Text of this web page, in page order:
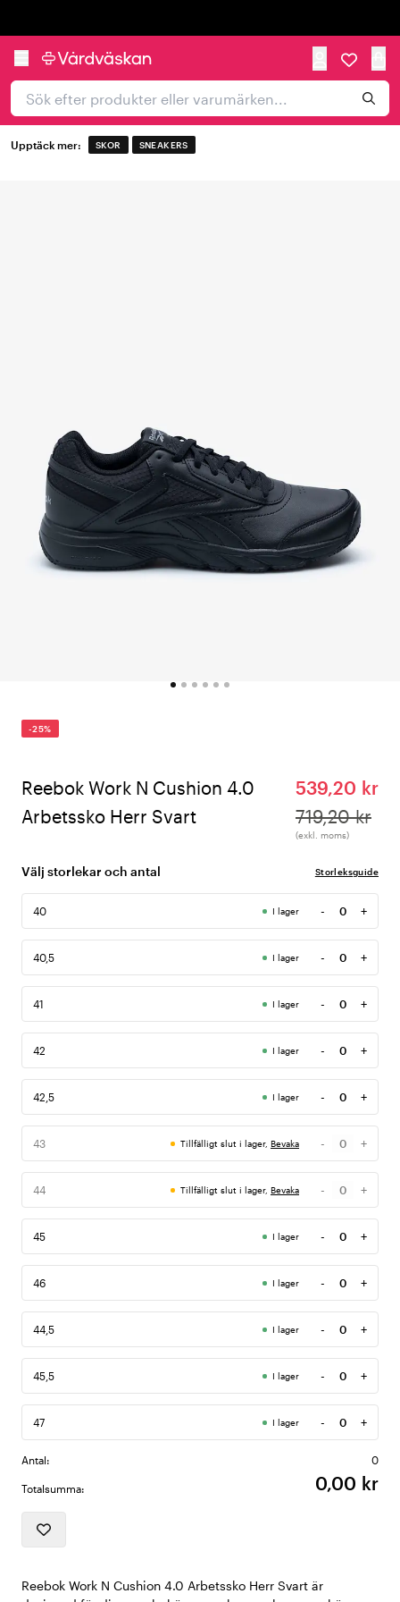
Upptäck mer: SKOR SNEAKERS
-25%
Reebok Work N Cushion 4.0
Arbetssko Herr Svart
539,20 kr
719,20 kr
(exkl. moms)
Välj storlekar och antal Storleksguide
40 I lager -
Antal
+
40,5 I lager -
Antal
+
41 I lager -
Antal
+
42 I lager -
Antal
+
42,5 I lager -
Antal
+
43 Tillfälligt slut i lager, Bevaka -
Antal
+
44 Tillfälligt slut i lager, Bevaka -
Antal
+
45 I lager -
Antal
+
46 I lager -
Antal
+
44,5 I lager -
Antal
+
45,5 I lager -
Antal
+
47 I lager -
Antal
+
Antal: 0
Totalsumma: 0,00 kr
Reebok Work N Cushion 4.0 Arbetssko Herr Svart är